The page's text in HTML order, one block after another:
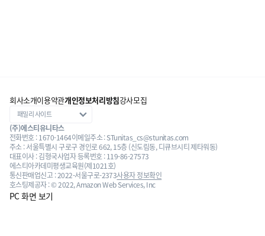
회사소개이용약관개인정보처리방침강사모집
(주)에스티유니타스
전화번호 : 1670-1464이메일주소 : STunitas_cs@stunitas.com
주소 : 서울특별시 구로구 경인로 662, 15층 (신도림동, 디큐브시티 제타워동)
대표이사 : 김형국사업자 등록번호 : 119-86-27573
에스티아카데미평생교육원(제1021호)
통신판매업신고 : 2022-서울구로-2373사용자 정보확인
호스팅제공자 : © 2022, Amazon Web Services, Inc
PC 화면 보기